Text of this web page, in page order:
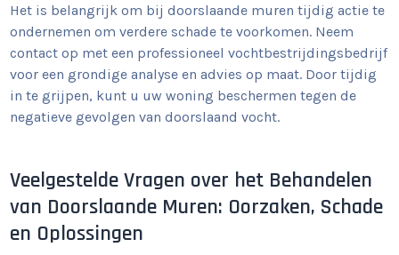
Het is belangrijk om bij doorslaande muren tijdig actie te
ondernemen om verdere schade te voorkomen. Neem
contact op met een professioneel vochtbestrijdingsbedrijf
voor een grondige analyse en advies op maat. Door tijdig
in te grijpen, kunt u uw woning beschermen tegen de
negatieve gevolgen van doorslaand vocht.
Veelgestelde Vragen over het Behandelen
van Doorslaande Muren: Oorzaken, Schade
en Oplossingen